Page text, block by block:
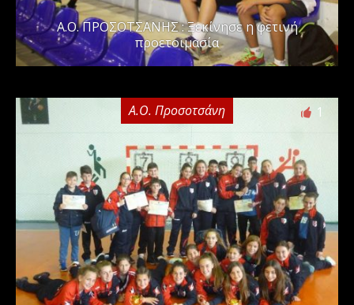
Α.Ο. ΠΡΟΣΟΤΣΑΝΗΣ : Ξεκίνησε η φετινή
προετοιμασία
Α.Ο. Προσοτσάνη 1